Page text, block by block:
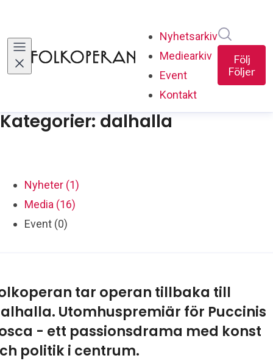
Nyhetsarkiv
Mediearkiv
Event
Kontakt
Följ
Följer
Kategorier: dalhalla
Nyheter (1)
Media (16)
Event (0)
tar operan tillbaka till
Utomhuspremiär för Puccinis
- ett passionsdrama med konst
politik i centrum.